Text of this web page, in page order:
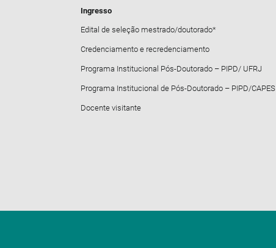
Ingresso
Edital de seleção mestrado/doutorado*
Credenciamento e recredenciamento
Programa Institucional Pós-Doutorado – PIPD/ UFRJ
Programa Institucional de Pós-Doutorado – PIPD/CAPES
Docente visitante